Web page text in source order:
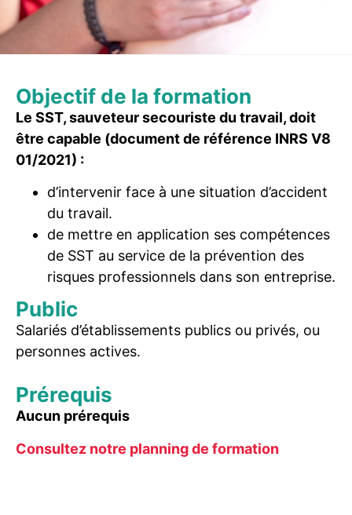
Objectif de la formation
Le SST, sauveteur secouriste du travail, doit
être capable (document de référence INRS V8
01/2021) :
d’intervenir face à une situation d’accident
du travail.
de mettre en application ses compétences
de SST au service de la prévention des
risques professionnels dans son entreprise.
Public
Salariés d’établissements publics ou privés, ou
personnes actives.
Prérequis
Aucun prérequis
Consultez notre planning de formation